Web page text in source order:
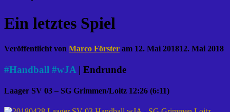
Ein letztes Spiel
Veröffentlicht von Marco Förster am 12. Mai 201812. Mai 2018
#Handball #wJA | Endrunde
Laager SV 03 – SG Grimmen/Loitz 12:26 (6:11)